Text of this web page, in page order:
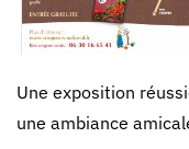
Une exposition
une ambiance